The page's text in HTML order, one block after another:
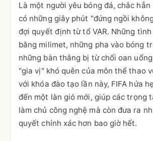
Là một người yêu bóng đá, chắc
có những giây phút "đứng ngồi
đợi quyết định từ tổ VAR. Những
bằng milimet, những pha vào bóng
những bàn thắng bị từ chối oan
"gia vị" khó quên của môn thể thao
với khóa đào tạo lần này, FIFA hứa
đến một làn gió mới, giúp các trọng
làm chủ công nghệ mà còn đưa ra
quyết chính xác hơn bao giờ hết.